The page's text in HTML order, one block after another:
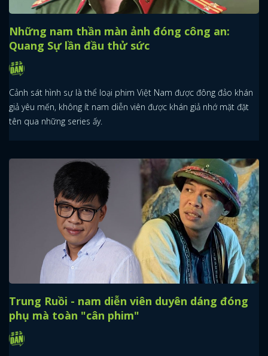
Những nam thần màn ảnh đóng công an:
Quang Sự lần đầu thử sức
Cảnh sát hình sự là thể loại phim Việt Nam được đông đảo khán
giả yêu mến, không ít nam diễn viên được khán giả nhớ mặt đặt
tên qua những series ấy.
Trung Ruồi - nam diễn viên duyên dáng đóng
phụ mà toàn "cân phim"